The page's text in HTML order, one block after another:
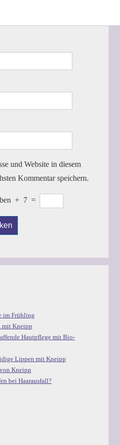
und Website in diesem
Kommentar speichern.
+ 7 =
im Frühling
mit Kneipp
Hautpflege mit Bio-
Lippen mit Kneipp
Kneipp
bei Haarausfall?